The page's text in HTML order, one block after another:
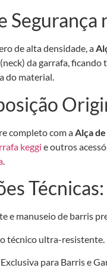
de alta densidade, a
da garrafa, ficando
do material.
completo com aAlça
keggi e outros
.
Técnicas:
e manuseio de barris
técnico ultra-resistente.
Exclusiva para Barris e